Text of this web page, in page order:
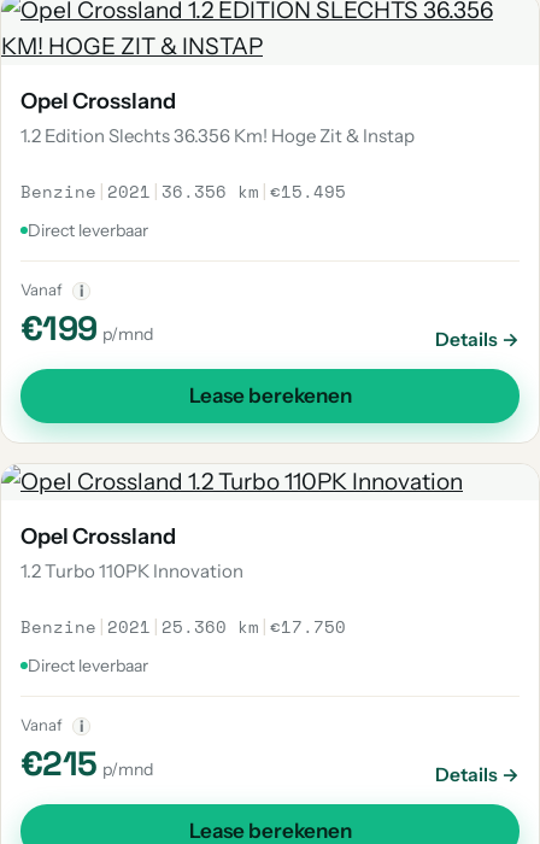
Opel Crossland
1.2 Edition Slechts 36.356 Km! Hoge Zit & Instap
Benzine | 2021 | 36.356 km |€15.495
Direct leverbaar
Vanaf i
€199 p/mnd Details →
Lease berekenen
Opel Crossland
1.2 Turbo 110PK Innovation
Benzine | 2021 | 25.360 km |€17.750
Direct leverbaar
Vanaf i
€215 p/mnd Details →
Lease berekenen